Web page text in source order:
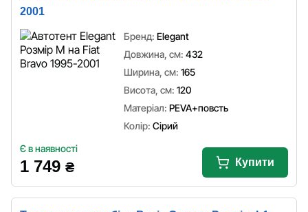
2001
Бренд: Elegant
Довжина, см: 432
Ширина, см: 165
Висота, см: 120
Матеріал: PEVA+повсть
Колір: Сірий
Є в наявності
1 749 ₴ Купити